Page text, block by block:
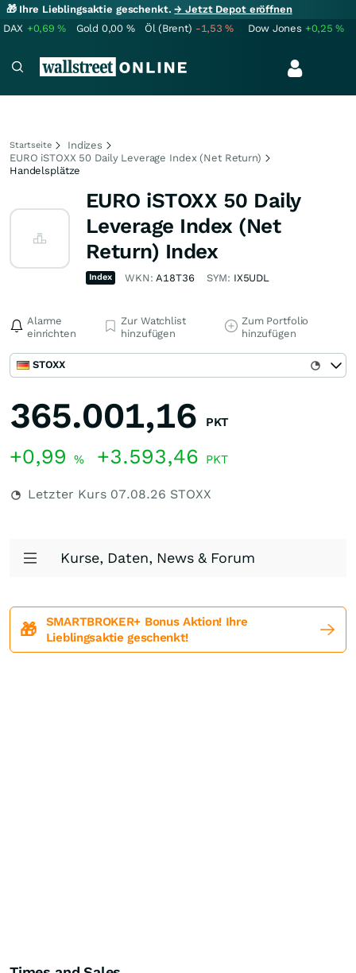
🎁 Ihre Lieblingsaktie geschenkt.→ Jetzt Depot eröffnen
DAX +0,69% Gold 0,00 % Öl (Brent) -1,53% Dow Jones +0,25%
Startseite
Indizes
EURO iSTOXX 50 Daily Leverage Index (Net Return)
Handelsplätze
EURO iSTOXX 50 Daily
Leverage Index (Net
Return) Index
Index WKN:A18T36 SYM: IX5UDL
Alarme
einrichten
Zur Watchlist
hinzufügen
Zum Portfolio
hinzufügen
STOXX
365.001,16 PKT
+0,99 % +3.593,46 PKT
Letzter Kurs 07.08.26 STOXX
Kurse, Daten, News & Forum
🎁
SMARTBROKER+ Bonus Aktion! Ihre
Lieblingsaktie geschenkt!